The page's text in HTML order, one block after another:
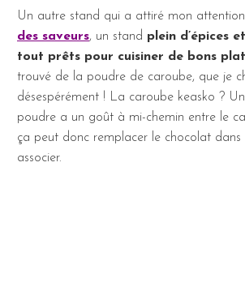
Un autre stand qui a attiré mon
des saveurs, un stand plein d’épices
tout prêts pour cuisiner de bons
trouvé de la poudre de caroube, que je
désespérément ! La caroube keasko ?
poudre a un goût à mi-chemin entre le
ça peut donc remplacer le chocolat dans
associer.